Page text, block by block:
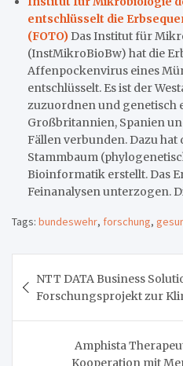
entschlüsselt die
(FOTO)Das Institut für
(InstMikroBioBw) hat die
Affenpockenvirus eines
entschlüsselt. Es ist der
zuzuordnen und genetisch
Großbritannien, Spanien
Fällen verbunden. Dazu hat
Stammbaum
Bioinformatik erstellt. Das
Feinanalysen unterzogen.
Tags: bundeswehr, forschung,
NTT DATA Business
Forschungsprojekt zur
Amphista
Kooperation mit